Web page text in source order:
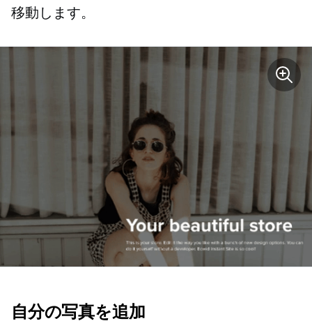
移動します。
自分の写真を追加